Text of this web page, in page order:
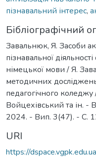
пізнавальний інтерес,
Бібліографічний
Завальнюк, Я. Засоби
пізнавальної
німецької мови / Я.
методичних
педагогічного
Войцехівський та ін. -
2024. - Вип. 3(47). - С.
URI
https://